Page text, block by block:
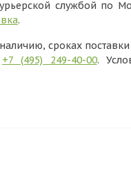
службой по
.
сроках поставки
+7 (495) 249-40-00.